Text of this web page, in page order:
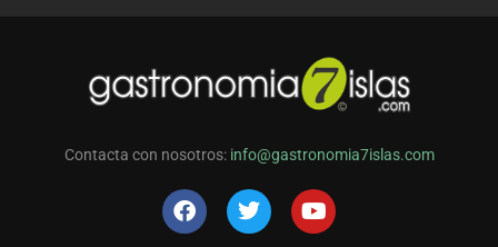
Contacta con nosotros: info@gastronomia7islas.com